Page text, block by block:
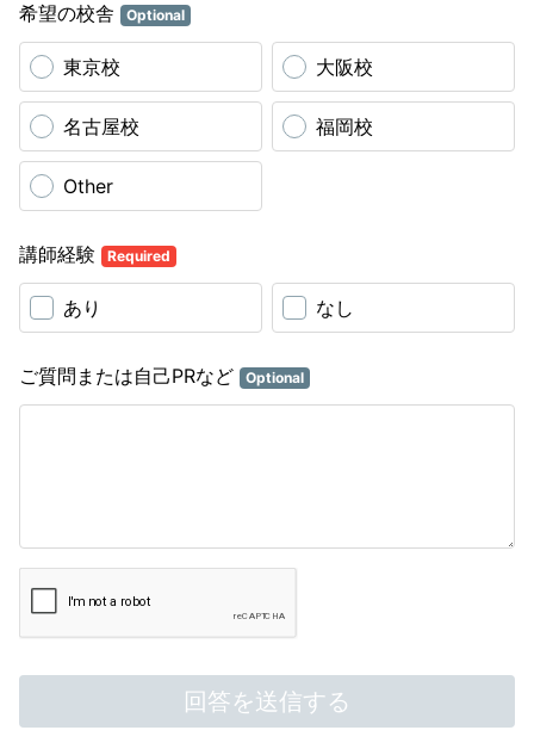
希望の校舎 Optional
東京校 大阪校
名古屋校 福岡校
Other
講師経験 Required
あり なし
ご質問または自己PRなど Optional
回答を送信する